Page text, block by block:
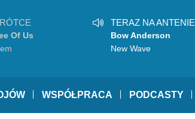
Of Us
TERAZ NA ANTENIE
Bow Anderson
New Wave
WSPÓŁPRACA PODCASTY